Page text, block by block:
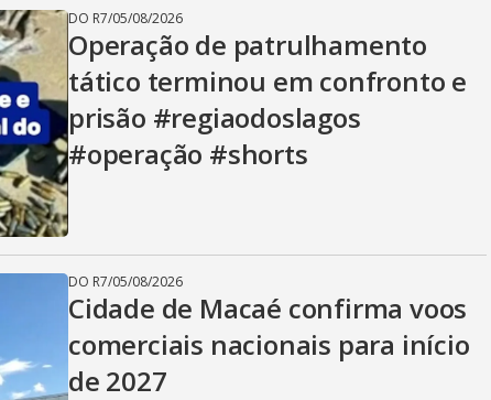
DO R7/05/08/2026
Operação de patrulhamento
tático terminou em confronto e
prisão #regiaodoslagos
#operação #shorts
DO R7/05/08/2026
Cidade de Macaé confirma voos
comerciais nacionais para início
de 2027